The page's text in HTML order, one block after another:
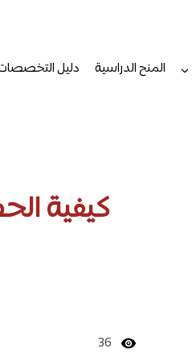
المنح الدراسية دليل
كيفية
36